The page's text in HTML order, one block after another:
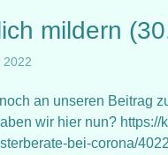
mildern
2022
an unseren Beitrag
wir hier nun?
bei-corona/